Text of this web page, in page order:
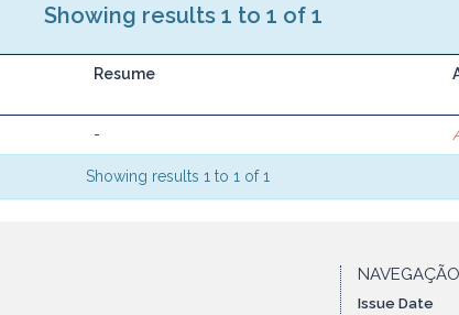
Showing results 1 to 1 of 1
Resume
-
Showing results 1 to 1 of 1
NAVEGAÇÃO
Issue Date